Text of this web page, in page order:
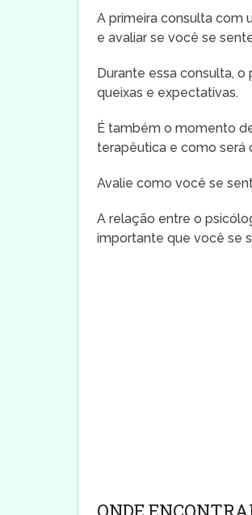
A primeira consulta com
e avaliar se você se
Durante essa consulta,
queixas e expectativas.
É também o momento
terapêutica e como será
Avalie como você se
A relação entre o
importante que você se